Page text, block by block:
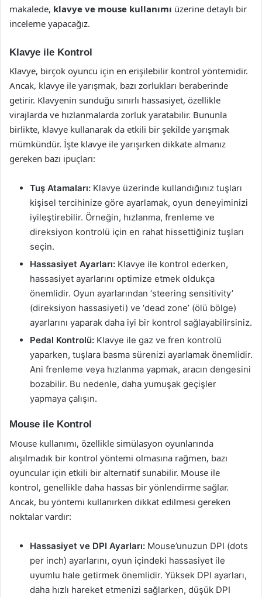
makalede, klavye ve mouse kullanımı üzerine detaylı bir
inceleme yapacağız.
Klavye ile Kontrol
Klavye, birçok oyuncu için en erişilebilir kontrol yöntemidir.
Ancak, klavye ile yarışmak, bazı zorlukları beraberinde
getirir. Klavyenin sunduğu sınırlı hassasiyet, özellikle
virajlarda ve hızlanmalarda zorluk yaratabilir. Bununla
birlikte, klavye kullanarak da etkili bir şekilde yarışmak
mümkündür. İşte klavye ile yarışırken dikkate almanız
gereken bazı ipuçları:
Tuş Atamaları: Klavye üzerinde kullandığınız tuşları
kişisel tercihinize göre ayarlamak, oyun deneyiminizi
iyileştirebilir. Örneğin, hızlanma, frenleme ve
direksiyon kontrolü için en rahat hissettiğiniz tuşları
seçin.
Hassasiyet Ayarları: Klavye ile kontrol ederken,
hassasiyet ayarlarını optimize etmek oldukça
önemlidir. Oyun ayarlarından ‘steering sensitivity’
(direksiyon hassasiyeti) ve ‘dead zone’ (ölü bölge)
ayarlarını yaparak daha iyi bir kontrol sağlayabilirsiniz.
Pedal Kontrolü: Klavye ile gaz ve fren kontrolü
yaparken, tuşlara basma sürenizi ayarlamak önemlidir.
Ani frenleme veya hızlanma yapmak, aracın dengesini
bozabilir. Bu nedenle, daha yumuşak geçişler
yapmaya çalışın.
Mouse ile Kontrol
Mouse kullanımı, özellikle simülasyon oyunlarında
alışılmadık bir kontrol yöntemi olmasına rağmen, bazı
oyuncular için etkili bir alternatif sunabilir. Mouse ile
kontrol, genellikle daha hassas bir yönlendirme sağlar.
Ancak, bu yöntemi kullanırken dikkat edilmesi gereken
noktalar vardır:
Hassasiyet ve DPI Ayarları: Mouse’unuzun DPI (dots
per inch) ayarlarını, oyun içindeki hassasiyet ile
uyumlu hale getirmek önemlidir. Yüksek DPI ayarları,
daha hızlı hareket etmenizi sağlarken, düşük DPI